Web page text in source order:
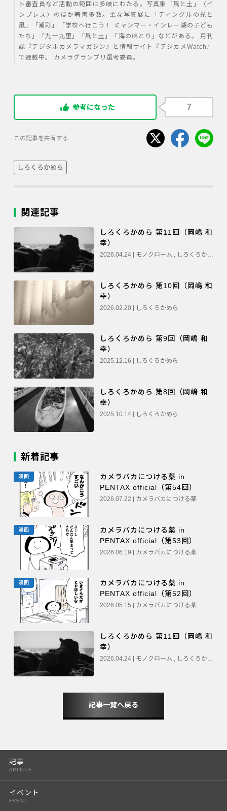
ト審査員など活動の範囲は多岐にわたる。写真集「風と土」（イ
ンプレス）のほか著書多数。主な写真展に「ディングルの光と
風」「潮彩」「学校へ行こう！ ミャンマー・インレー湖の子ども
たち」「九十九里」「風と土」「海のほとり」などがある。 月刊
誌『デジタルカメラマガジン』と情報サイト『デジカメWatch』
で連載中。 カメラグランプリ選考委員。
参考になった 7
しろくろかめら
この記事を共有する
関連記事
しろくろかめら 第11回（岡嶋 和
幸）
2026.04.24 | モノクローム , しろくろかめら
しろくろかめら 第10回（岡嶋 和
幸）
2026.02.20 | しろくろかめら
しろくろかめら 第9回（岡嶋 和
幸）
2025.12.16 | しろくろかめら
しろくろかめら 第8回（岡嶋 和
幸）
2025.10.14 | しろくろかめら
新着記事
漫画
カメラバカにつける薬 in
PENTAX official（第54回）
2026.07.22 | カメラバカにつける薬
漫画
カメラバカにつける薬 in
PENTAX official（第53回）
2026.06.19 | カメラバカにつける薬
漫画
カメラバカにつける薬 in
PENTAX official（第52回）
2026.05.15 | カメラバカにつける薬
しろくろかめら 第11回（岡嶋 和
幸）
2026.04.24 | モノクローム , しろくろかめら
記事一覧へ戻る
記事
ARTICLE
イベント
EVENT